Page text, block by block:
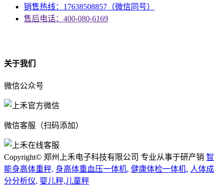
销售热线：17638508857（微信同号）
售后电话：400-080-6169
关于我们
微信公众号
微信客服（扫码添加）
Copyright© 郑州上禾电子科技有限公司 专业从事于研产销 智
能身高体重秤, 身高体重血压一体机, 健康体检一体机, 人体成
分分析仪, 婴儿秤,儿童秤